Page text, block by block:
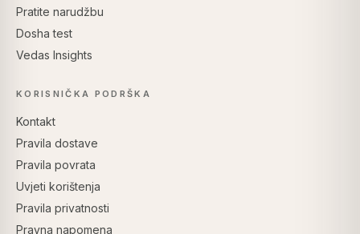
Pratite narudžbu
Dosha test
Vedas Insights
KORISNIČKA PODRŠKA
Kontakt
Pravila dostave
Pravila povrata
Uvjeti korištenja
Pravila privatnosti
Pravna napomena